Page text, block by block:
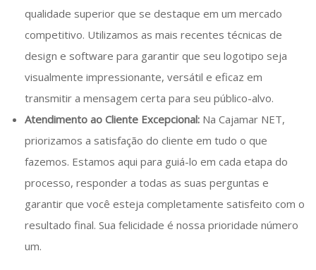
qualidade superior que se destaque em um mercado
competitivo. Utilizamos as mais recentes técnicas de
design e software para garantir que seu logotipo seja
visualmente impressionante, versátil e eficaz em
transmitir a mensagem certa para seu público-alvo.
Atendimento ao Cliente Excepcional: Na Cajamar NET,
priorizamos a satisfação do cliente em tudo o que
fazemos. Estamos aqui para guiá-lo em cada etapa do
processo, responder a todas as suas perguntas e
garantir que você esteja completamente satisfeito com o
resultado final. Sua felicidade é nossa prioridade número
um.